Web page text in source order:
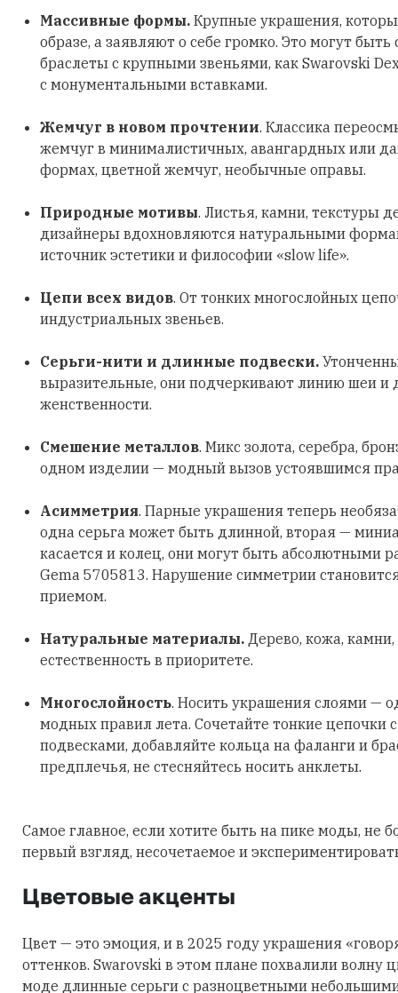
Массивные формы. Крупные украшения,
образе, а заявляют о себе громко. Это могут быть
браслеты с крупными звеньями, как Swarovski
с монументальными вставками.
Жемчуг в новом прочтении. Классика
жемчуг в минималистичных, авангардных или
формах, цветной жемчуг, необычные оправы.
Природные мотивы. Листья, камни, текстуры
дизайнеры вдохновляются натуральными
источник эстетики и философии «slow life».
Цепи всех видов. От тонких многослойных
индустриальных звеньев.
Серьги-нити и длинные подвески.
выразительные, они подчеркивают линию шеи и
женственности.
Смешение металлов. Микс золота, серебра,
одном изделии — модный вызов устоявшимся
Асимметрия. Парные украшения теперь
одна серьга может быть длинной, вторая —
касается и колец, они могут быть абсолютными
Gema 5705813. Нарушение симметрии
приемом.
Натуральные материалы. Дерево, кожа,
естественность в приоритете.
Многослойность. Носить украшения слоями —
модных правил лета. Сочетайте тонкие цепочки
подвесками, добавляйте кольца на фаланги и
предплечья, не стесняйтесь носить анклеты.
Самое главное, если хотите быть на пике моды, не
первый взгляд, несочетаемое и
Цветовые акценты
Цвет — это эмоция, и в 2025 году украшения
оттенков. Swarovski в этом плане похвалили волну
моде длинные серьги с разноцветными